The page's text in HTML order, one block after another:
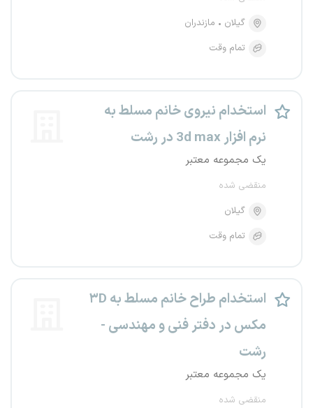
گیلان
مازندران
تمام وقت
استخدام نیروی خانم مسلط به
نرم افزار 3d max در رشت
یک مجموعه معتبر
منقضی شده
گیلان
تمام وقت
استخدام طراح خانم مسلط به ۳D
مکس در دفتر فنی و مهندسی -
رشت
یک مجموعه معتبر
منقضی شده